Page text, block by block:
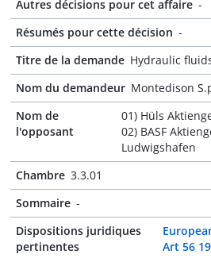
Autres décisions pour cet affaire -
Résumés pour cette décision -
Titre de la demande Hydraulic
Nom du demandeur Montedison
Nom de
l'opposant
01) Hüls
02) BASF
Ludwigshafen
Chambre 3.3.01
Sommaire -
Dispositions juridiques
pertinentes
Art 56